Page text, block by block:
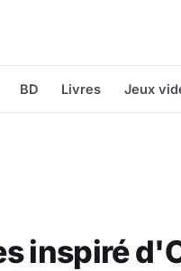
BD Livres Jeux
inspiré